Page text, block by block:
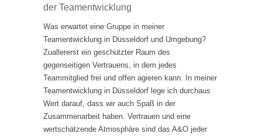
der Teamentwicklung
Was erwartet eine Gruppe in meiner
Teamentwicklung in Düsseldorf und Umgebung?
Zuallererst ein geschützter Raum des
gegenseitigen Vertrauens, in dem jedes
Teammitglied frei und offen agieren kann. In meiner
Teamentwicklung in Düsseldorf lege ich durchaus
Wert darauf, dass wir auch Spaß in der
Zusammenarbeit haben. Vertrauen und eine
wertschätzende Atmosphäre sind das A&O jeder